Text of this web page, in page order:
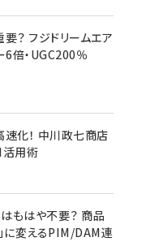
？ フジドリームエア
6倍・UGC200％
化！ 中川政七商店
用術
もはや不要？ 商品
に変えるPIM/DAM連